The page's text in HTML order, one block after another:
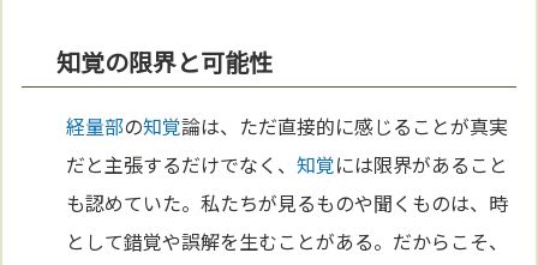
知覚の限界と可能性
経量部の知覚論は、ただ直接的に感じることが真実
だと主張するだけでなく、知覚には限界があること
も認めていた。私たちが見るものや聞くものは、時
として錯覚や誤解を生むことがある。だからこそ、